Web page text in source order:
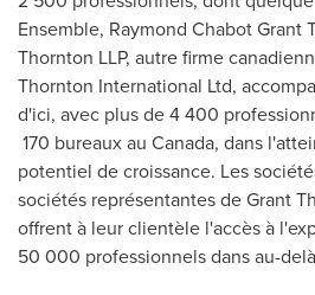
Ensemble, Raymond Chabot Grant
Thornton LLP, autre firme
Thornton International Ltd,
d'ici, avec plus de 4 400
170 bureaux au Canada, dans
potentiel de croissance. Les
sociétés représentantes de Grant
offrent à leur clientèle l'accès à
50 000 professionnels dans au-